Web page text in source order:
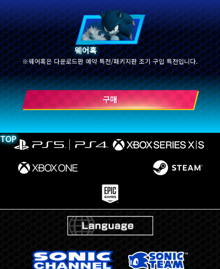
웨어혹
웨어혹은 다운로드판 예약 특전/패키지판 조기 구입 특전입니다.
구매
TOP